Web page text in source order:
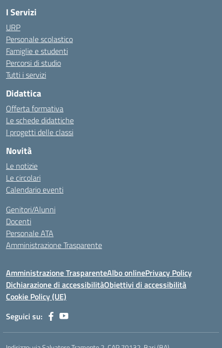
I Servizi
URP
Personale scolastico
Famiglie e studenti
Percorsi di studio
Tutti i servizi
Didattica
Offerta formativa
Le schede didattiche
I progetti delle classi
Novità
Le notizie
Le circolari
Calendario eventi
Genitori/Alunni
Docenti
Personale ATA
Amministrazione Trasparente
Amministrazione TrasparenteAlbo onlinePrivacy Policy
Dichiarazione di accessibilitàObiettivi di accessibilità
Cookie Policy (UE)
Seguici su: